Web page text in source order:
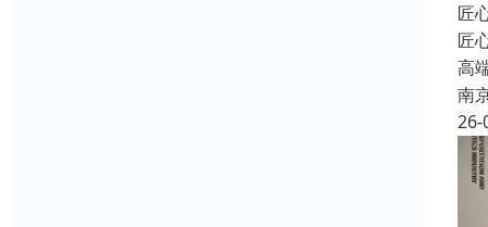
匠
匠
高
南
26-